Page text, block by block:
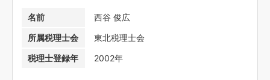
名前
西谷 俊広
所属税理士会
東北税理士会
税理士登録年
2002年